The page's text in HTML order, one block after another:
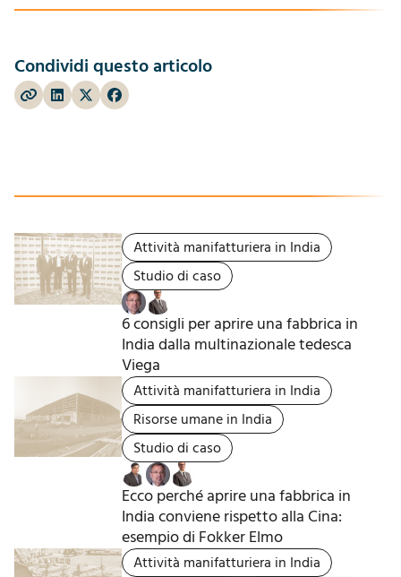
Condividi questo articolo
Attività manifatturiera in India
Studio di caso
6 consigli per aprire una fabbrica in
India dalla multinazionale tedesca
Viega
Attività manifatturiera in India
Risorse umane in India
Studio di caso
Ecco perché aprire una fabbrica in
India conviene rispetto alla Cina:
esempio di Fokker Elmo
Attività manifatturiera in India